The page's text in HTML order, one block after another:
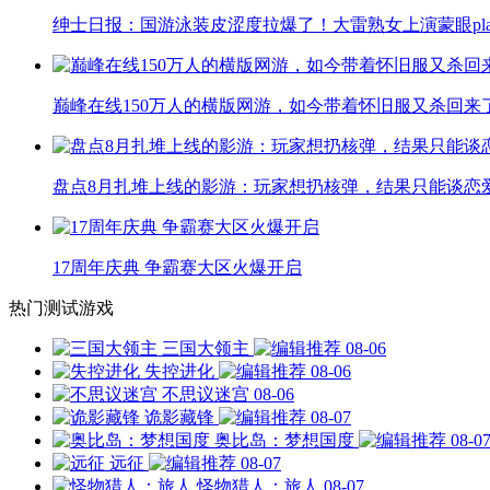
绅士日报：国游泳装皮涩度拉爆了！大雷熟女上演蒙眼
巅峰在线150万人的横版网游，如今带着怀旧服又杀回来
盘点8月扎堆上线的影游：玩家想扔核弹，结果只能谈恋
17周年庆典 争霸赛大区火爆开启
热门测试游戏
三国大领主
08-06
失控进化
08-06
不思议迷宫 08-06
诡影藏锋
08-07
奥比岛：梦想国度
08-07
远征
08-07
怪物猎人：旅人 08-07